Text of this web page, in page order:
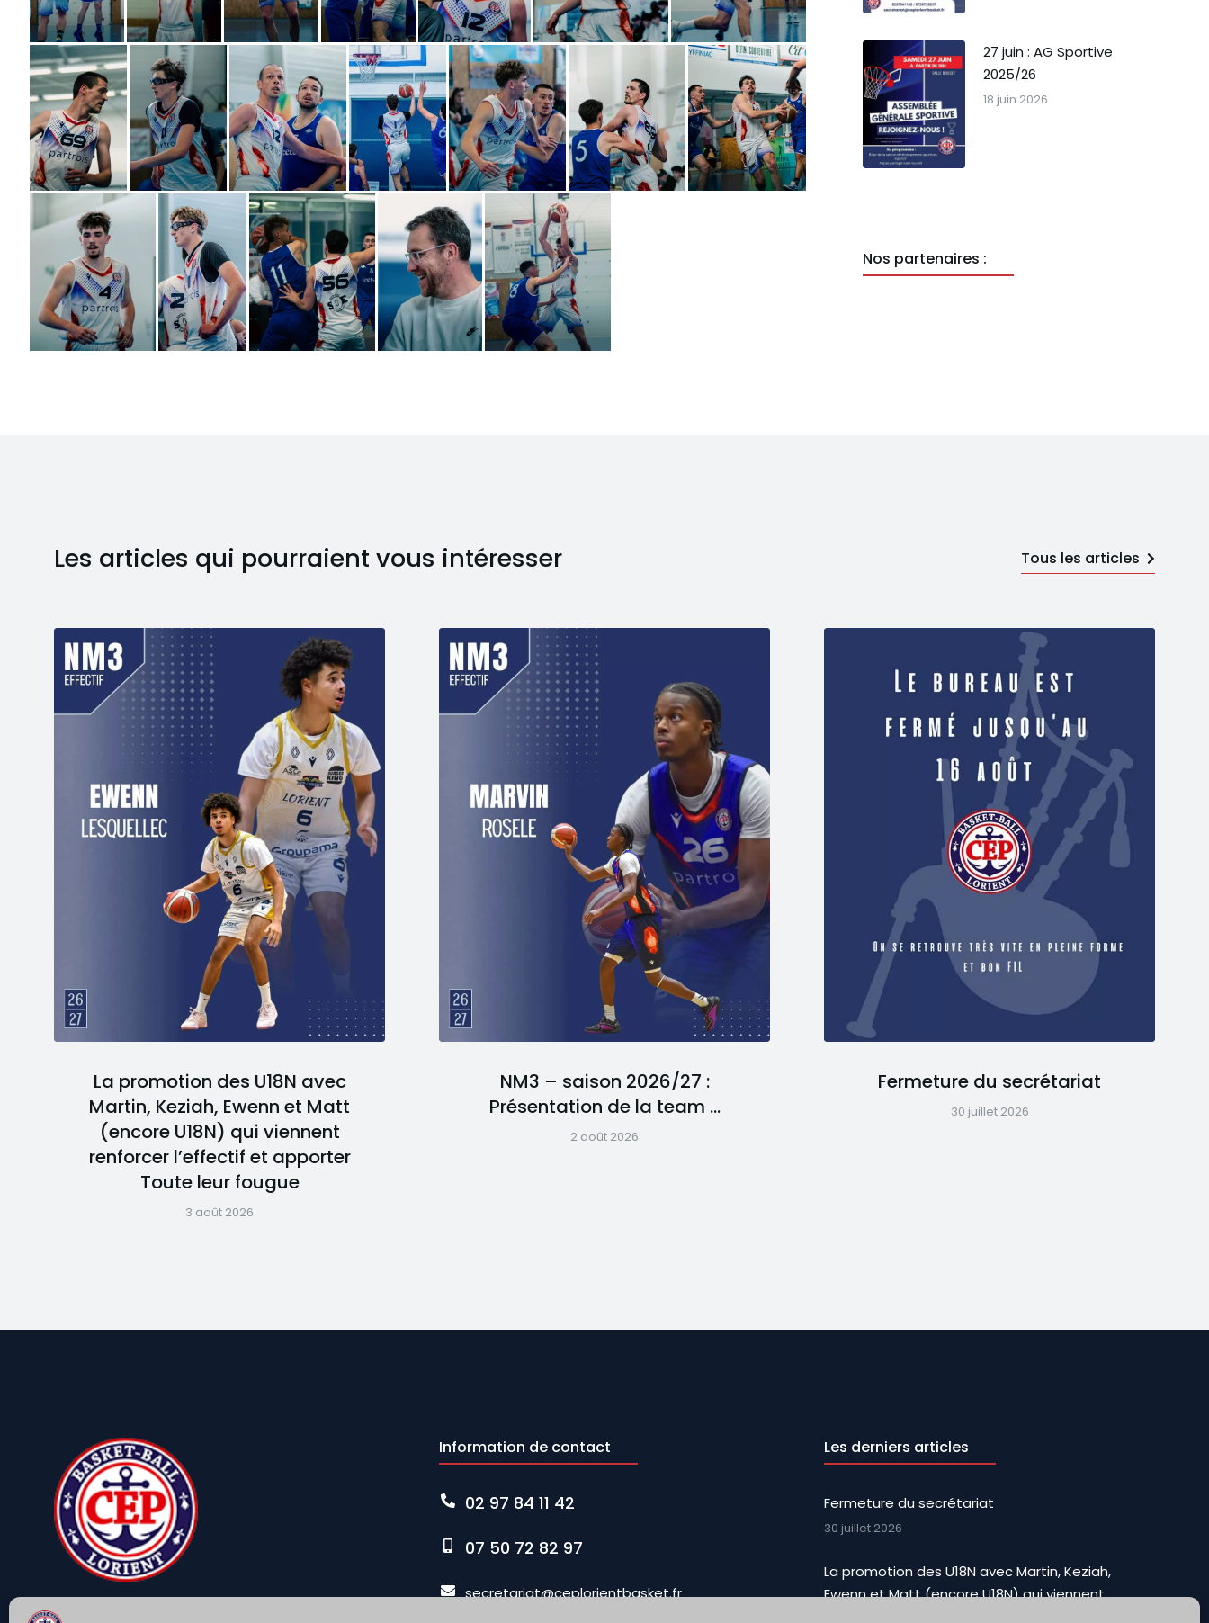
27 juin : AG Sportive
2025/26
18 juin 2026
Nos partenaires :
Les articles qui pourraient vous intéresser Tous les articles
La promotion des U18N avec
Martin, Keziah, Ewenn et Matt
(encore U18N) qui viennent
renforcer l’effectif et apporter
Toute leur fougue
3 août 2026
NM3 – saison 2026/27 :
Présentation de la team …
2 août 2026
Fermeture du secrétariat
30 juillet 2026
Information de contact
02 97 84 11 42
07 50 72 82 97
secretariat@ceplorientbasket.fr
Les derniers articles
Fermeture du secrétariat
30 juillet 2026
La promotion des U18N avec Martin, Keziah,
Ewenn et Matt (encore U18N) qui viennent